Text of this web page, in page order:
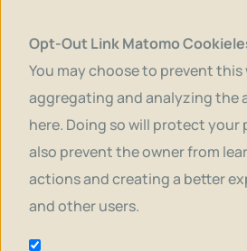
Opt-Out Link Matomo
You may choose to prevent
aggregating and analyzing the
here. Doing so will protect your
also prevent the owner from
actions and creating a better
and other users.